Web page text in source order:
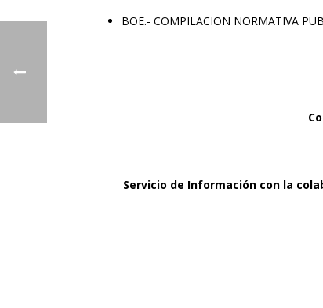
BOE.- COMPILACION NORMATIVA
Servicio de Información con la